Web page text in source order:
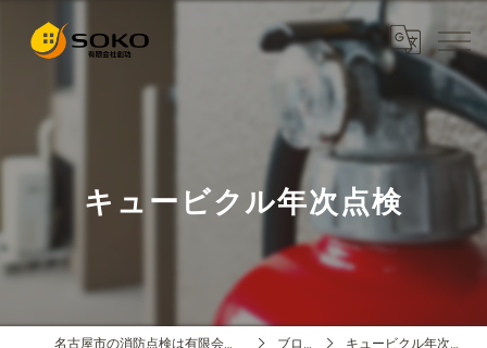
キュービクル年次点検
名古屋市の消防点検は有限会社創功 ブログ キュービクル年次点検